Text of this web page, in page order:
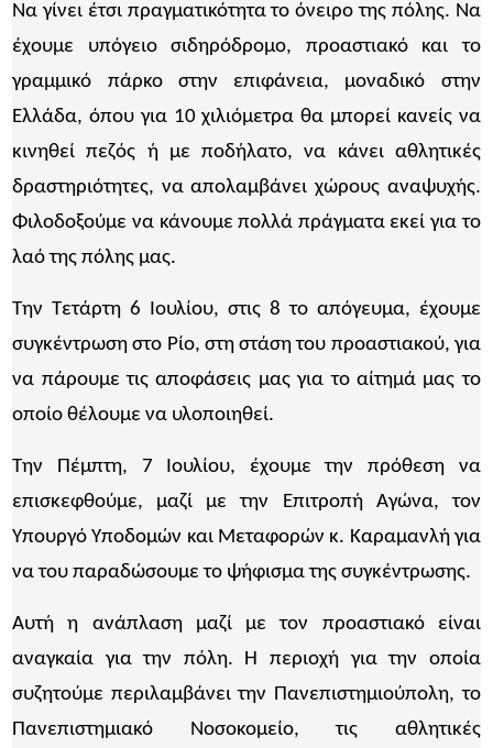
Να γίνει έτσι πραγματικότητα το όνειρο της πόλης. Να
έχουμε υπόγειο σιδηρόδρομο, προαστιακό και το
γραμμικό πάρκο στην επιφάνεια, μοναδικό στην
Ελλάδα, όπου για 10 χιλιόμετρα θα μπορεί κανείς να
κινηθεί πεζός ή με ποδήλατο, να κάνει αθλητικές
δραστηριότητες, να απολαμβάνει χώρους αναψυχής.
Φιλοδοξούμε να κάνουμε πολλά πράγματα εκεί για το
λαό της πόλης μας.
Την Τετάρτη 6 Ιουλίου, στις 8 το απόγευμα, έχουμε
συγκέντρωση στο Ρίο, στη στάση του προαστιακού, για
να πάρουμε τις αποφάσεις μας για το αίτημά μας το
οποίο θέλουμε να υλοποιηθεί.
Την Πέμπτη, 7 Ιουλίου, έχουμε την πρόθεση να
επισκεφθούμε, μαζί με την Επιτροπή Αγώνα, τον
Υπουργό Υποδομών και Μεταφορών κ. Καραμανλή για
να του παραδώσουμε το ψήφισμα της συγκέντρωσης.
Αυτή η ανάπλαση μαζί με τον προαστιακό είναι
αναγκαία για την πόλη. Η περιοχή για την οποία
συζητούμε περιλαμβάνει την Πανεπιστημιούπολη, το
Πανεπιστημιακό Νοσοκομείο, τις αθλητικές